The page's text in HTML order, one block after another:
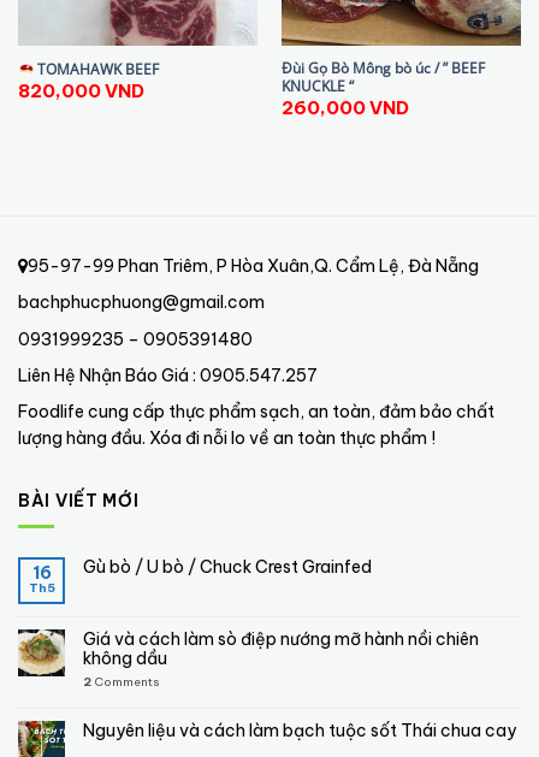
TOMAHAWK BEEF
820,000VND
Đùi Gọ Bò Mông bò úc / ” BEEF
KNUCKLE “
260,000VND
95-97-99 Phan Triêm, P Hòa Xuân,Q. Cẩm Lệ, Đà Nẵng
bachphucphuong@gmail.com
0931999235 – 0905391480
Liên Hệ Nhận Báo Giá : 0905.547.257
Foodlife cung cấp thực phẩm sạch, an toàn, đảm bảo chất
lượng hàng đầu. Xóa đi nỗi lo về an toàn thực phẩm !
BÀI VIẾT MỚI
16
Th5
Gù bò / U bò / Chuck Crest Grainfed
Giá và cách làm sò điệp nướng mỡ hành nồi chiên
không dầu
2 Comments
Nguyên liệu và cách làm bạch tuộc sốt Thái chua cay